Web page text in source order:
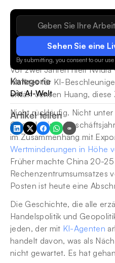
Sehen Sie eine
By submitting, you consent to our
Kategorie
Die AI-Welt
Artikel teilen
Vor zwei Jahren hielt
Marktes für KI-
erklärt Jensen Huang, diese
Nicht rückläufig. Nicht unter
Quartal seines
Wertminderungen in Höhe
Früher machte China 20-
Rechenzentrumsumsatzes
Posten ist heute eine
Die Geschichte, die alle
Handelspolitik und
jeden, der mit KI-Agenten
handelt davon, was als
nicht gewartet. Es hat